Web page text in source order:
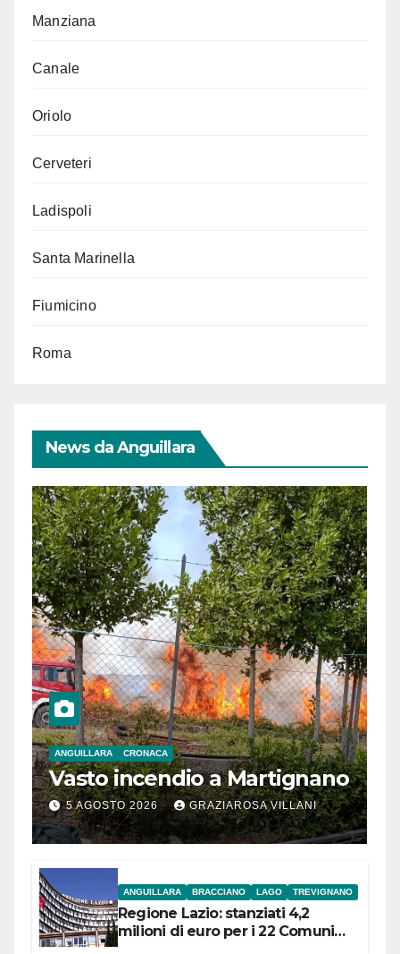
Manziana
Canale
Oriolo
Cerveteri
Ladispoli
Santa Marinella
Fiumicino
Roma
News da Anguillara
ANGUILLARA CRONACA
Vasto incendio a Martignano
5 AGOSTO 2026 GRAZIAROSA VILLANI
ANGUILLARA BRACCIANO LAGO TREVIGNANO
Regione Lazio: stanziati 4,2
milioni di euro per i 22 Comuni